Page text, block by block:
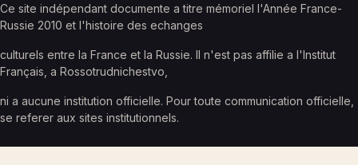
Ce site indépendant documente a titre mémoriel l'Année France-
Russie 2010 et l'histoire des echanges
culturels entre la France et la Russie. Il n'est pas affilie a l'Institut
Français, a Rossotrudnichestvo,
ni a aucune institution officielle. Pour toute communication officielle,
se referer aux sites institutionnels.